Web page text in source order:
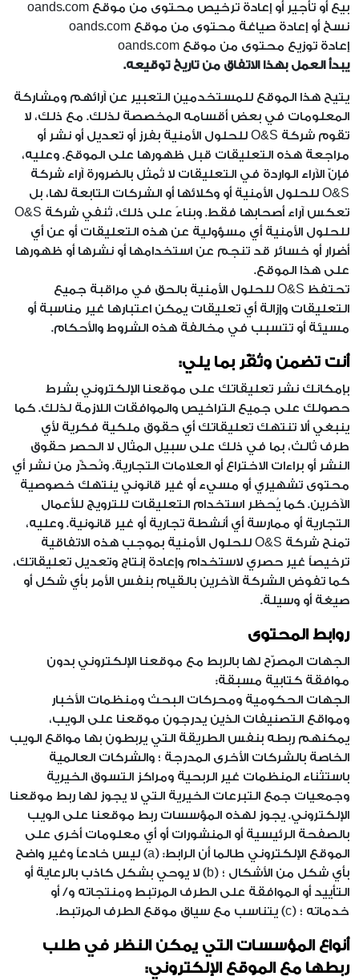
بيع أو تأجير أو إعادة ترخيص محتوى من موقع oands.com
نسخ أو إعادة صياغة محتوى من موقع oands.com
إعادة توزيع محتوى من موقع oands.com
يبدأ العمل بهذا الاتفاق من تاريخ توقيعه.
يتيح هذا الموقع للمستخدمين التعبير عن آرائهم ومشاركة
المعلومات في بعض أقسامه المخصصة لذلك. مع ذلك، لا
تقوم شركة O&S للحلول الأمنية بفرز أو تعديل أو نشر أو
مراجعة هذه التعليقات قبل ظهورها على الموقع. وعليه،
فإنّ الآراء الواردة في التعليقات لا تُمثل بالضرورة آراء شركة
O&S للحلول الأمنية أو وكلائها أو الشركات التابعة لها، بل
تعكس آراء أصحابها فقط. وبناءً على ذلك، تُنفي شركة O&S
للحلول الأمنية أي مسؤولية عن هذه التعليقات أو عن أي
أضرار أو خسائر قد تنجم عن استخدامها أو نشرها أو ظهورها
على هذا الموقع.
تحتفظ O&S للحلول الأمنية بالحق في مراقبة جميع
التعليقات وإزالة أي تعليقات يمكن اعتبارها غير مناسبة أو
مسيئة أو تتسبب في مخالفة هذه الشروط والأحكام.
أنت تضمن وتُقّر بما يلي:
بإمكانك نشر تعليقاتك على موقعنا الإلكتروني بشرط
حصولك على جميع التراخيص والموافقات اللازمة لذلك. كما
ينبغي ألا تنتهك تعليقاتك أي حقوق ملكية فكرية لأي
طرف ثالث، بما في ذلك على سبيل المثال لا الحصر حقوق
النشر أو براءات الاختراع أو العلامات التجارية. ونُحذّر من نشر أي
محتوى تشهيري أو مسيء أو غير قانوني ينتهك خصوصية
الآخرين. كما يُحظر استخدام التعليقات للترويج للأعمال
التجارية أو ممارسة أي أنشطة تجارية أو غير قانونية. وعليه،
تمنح شركة O&S للحلول الأمنية بموجب هذه الاتفاقية
ترخيصاً غير حصري لاستخدام وإعادة إنتاج وتعديل تعليقاتك،
كما تفوض الشركة الآخرين بالقيام بنفس الأمر بأي شكل أو
صيغة أو وسيلة.
روابط المحتوى
الجهات المصرّح لها بالربط مع موقعنا الإلكتروني بدون
موافقة كتابية مسبقة:
الجهات الحكومية ومحركات البحث ومنظمات الأخبار
ومواقع التصنيفات الذين يدرجون موقعنا على الويب،
يمكنهم ربطه بنفس الطريقة التي يربطون بها مواقع الويب
الخاصة بالشركات الأخرى المدرجة ؛ والشركات العالمية
باستثناء المنظمات غير الربحية ومراكز التسوق الخيرية
وجمعيات جمع التبرعات الخيرية التي لا يجوز لها ربط موقعنا
الإلكتروني. يجوز لهذه المؤسسات ربط موقعنا على الويب
بالصفحة الرئيسية أو المنشورات أو أي معلومات أخرى على
الموقع الإلكتروني طالما أن الرابط: (a) ليس خادعاً وغير واضح
بأي شكل من الأشكال ؛ (b) لا يوحي بشكل كاذب بالرعاية أو
التأييد أو الموافقة على الطرف المرتبط ومنتجاته و/ أو
خدماته ؛ (c) يتناسب مع سياق موقع الطرف المرتبط.
أنواع المؤسسات التي يمكن النظر في طلب
ربطها مع الموقع الإلكتروني: